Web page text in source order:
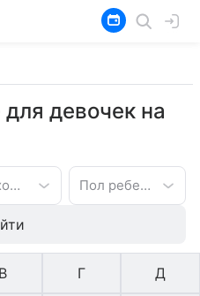
девочек на
Происхождение имени Пол ребенка
В Г Д